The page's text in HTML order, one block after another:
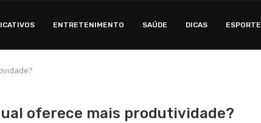
ENTRETENIMENTO SAÚDE DICAS ESPORTE
oferece mais produtividade?